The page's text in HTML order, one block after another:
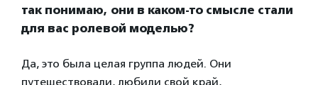
так понимаю, они в каком-то смысле стали
для вас ролевой моделью?
Да, это была целая группа людей. Они
путешествовали, любили свой край,